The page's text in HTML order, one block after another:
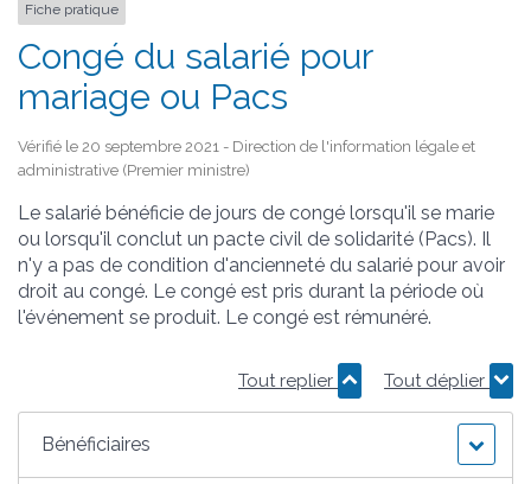
Fiche pratique
Congé du salarié pour
mariage ou Pacs
Vérifié le 20 septembre 2021 - Direction de l'information légale et
administrative (Premier ministre)
Le salarié bénéficie de jours de congé lorsqu'il se marie
ou lorsqu'il conclut un pacte civil de solidarité (Pacs). Il
n'y a pas de condition d'ancienneté du salarié pour avoir
droit au congé. Le congé est pris durant la période où
l'événement se produit. Le congé est rémunéré.
Tout replier Tout déplier
Bénéficiaires